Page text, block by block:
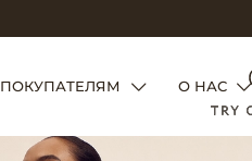
ПОКУПАТЕЛЯМ О НАС